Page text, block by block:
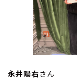
永井陽右さん